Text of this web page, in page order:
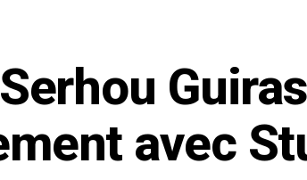
avec